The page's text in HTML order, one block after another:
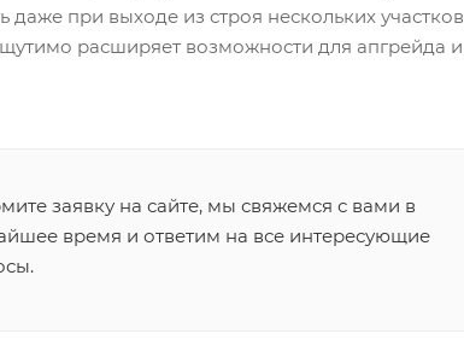
даже при выходе из строя нескольких
расширяет возможности для апгрейда
заявку на сайте, мы свяжемся с вами в
время и ответим на все интересующие